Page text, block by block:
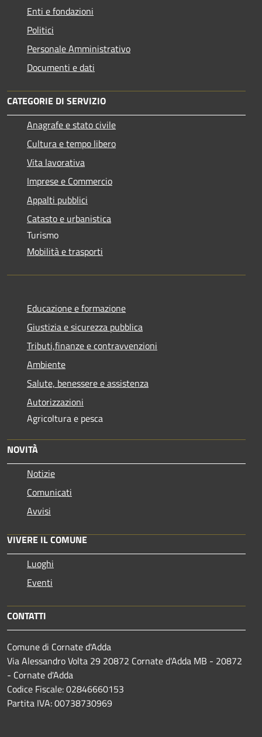
Enti e fondazioni
Politici
Personale Amministrativo
Documenti e dati
CATEGORIE DI SERVIZIO
Anagrafe e stato civile
Cultura e tempo libero
Vita lavorativa
Imprese e Commercio
Appalti pubblici
Catasto e urbanistica
Turismo
Mobilità e trasporti
Educazione e formazione
Giustizia e sicurezza pubblica
Tributi,finanze e contravvenzioni
Ambiente
Salute, benessere e assistenza
Autorizzazioni
Agricoltura e pesca
NOVITÀ
Notizie
Comunicati
Avvisi
VIVERE IL COMUNE
Luoghi
Eventi
CONTATTI
Comune di Cornate d'Adda
Via Alessandro Volta 29 20872 Cornate d'Adda MB - 20872
- Cornate d'Adda
Codice Fiscale: 02846660153
Partita IVA: 00738730969